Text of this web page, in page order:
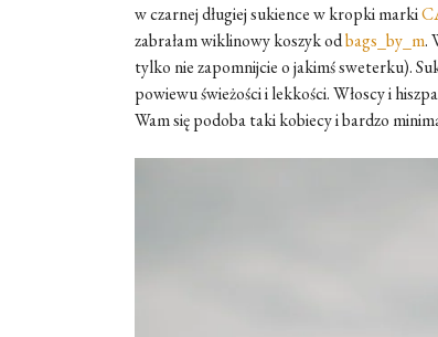
w czarnej długiej sukience w kropki marki
zabrałam wiklinowy koszyk odbags_by_m.
tylko nie zapomnijcie o jakimś sweterku).
powiewu świeżości i lekkości. Włoscy i
Wam się podoba taki kobiecy i bardzo